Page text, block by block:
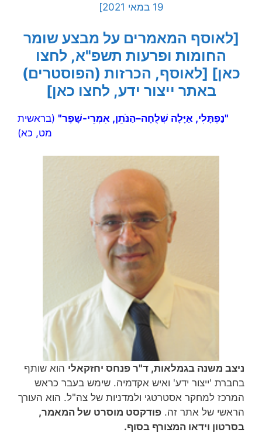
19 במאי 2021]
[לאוסף המאמרים על מבצע שומר
החומות ופרעות תשפ"א, לחצו
כאן] [לאוסף, הכרזות (הפוסטרים)
באתר ייצור ידע, לחצו כאן]
"נַפְתָּלִי, אַיָּלָה שְׁלֻחָה–הַנֹּתֵן, אִמְרֵי-שָׁפֶר" (בראשית
מט, כא)
ניצב משנה בגמלאות, ד"ר פנחס יחזקאלי הוא שותף
בחברת 'ייצור ידע' ואיש אקדמיה. שימש בעבר כראש
המרכז למחקר אסטרטגי ולמדניות של צה"ל. הוא העורך
הראשי של אתר זה. פודקסט מוסרט של המאמר,
בסרטון וידאו המצורף בסוף.